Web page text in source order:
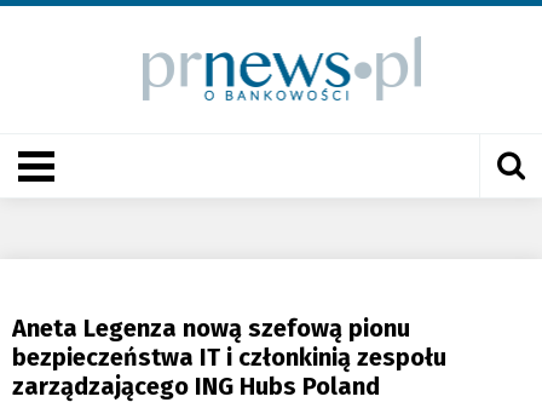
Aneta Legenza nową szefową pionu
bezpieczeństwa IT i członkinią zespołu
zarządzającego ING Hubs Poland